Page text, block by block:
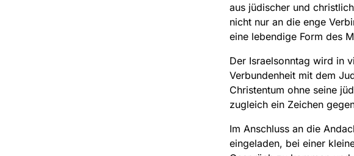
aus jüdischer und
nicht nur an die enge
eine lebendige Form des
Der Israelsonntag wird in
Verbundenheit mit dem
Christentum ohne seine
zugleich ein Zeichen
Im Anschluss an die
eingeladen, bei einer